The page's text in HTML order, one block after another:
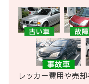
レッカー費用や売